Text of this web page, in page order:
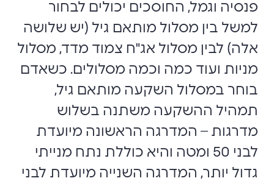
פנסיה וגמל, החוסכים יכולים לבחור
למשל בין מסלול מותאם גיל (יש שלושה
אלה) לבין מסלול אג"ח צמוד מדד, מסלול
מניות ועוד כמה וכמה מסלולים. כשאדם
בוחר במסלול השקעה מותאם גיל,
תמהיל ההשקעה משתנה בשלוש
מדרגות – המדרגה הראשונה מיועדת
לבני 50 ומטה והיא כוללת נתח מנייתי
גדול יותר, המדרגה השנייה מיועדת לבני